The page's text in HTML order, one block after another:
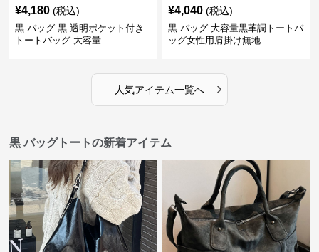
¥4,180 (税込)
黒 バッグ 黒 透明ポケット付き
トートバッグ 大容量
¥4,040 (税込)
黒 バッグ 大容量黒革調トートバ
ッグ女性用肩掛け無地
人気アイテム一覧へ ›
黒 バッグトートの新着アイテム